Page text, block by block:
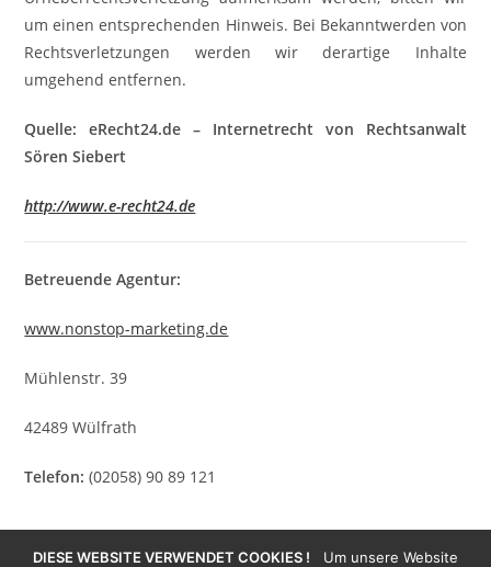
um einen entsprechenden Hinweis. Bei Bekanntwerden von
Rechtsverletzungen werden wir derartige Inhalte
umgehend entfernen.
Quelle: eRecht24.de – Internetrecht von Rechtsanwalt
Sören Siebert
http://www.e-recht24.de
Betreuende Agentur:
www.nonstop-marketing.de
Mühlenstr. 39
42489 Wülfrath
Telefon: (02058) 90 89 121
DIESE WEBSITE VERWENDET COOKIES ! Um unsere Website